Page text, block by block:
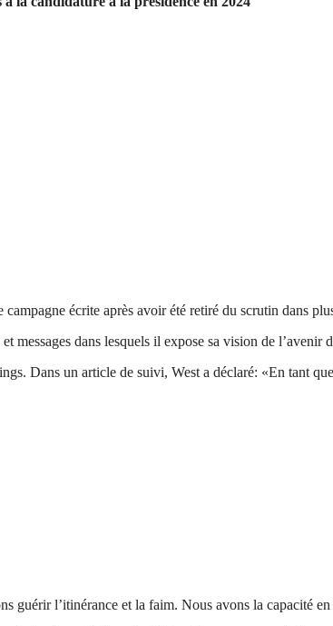
écrite après avoir été retiré du scrutin dans
dans lesquels il expose sa vision de l’avenir
Dans un article de suivi, West a déclaré: «En tant
guérir l’itinérance et la faim. Nous avons la capacité en